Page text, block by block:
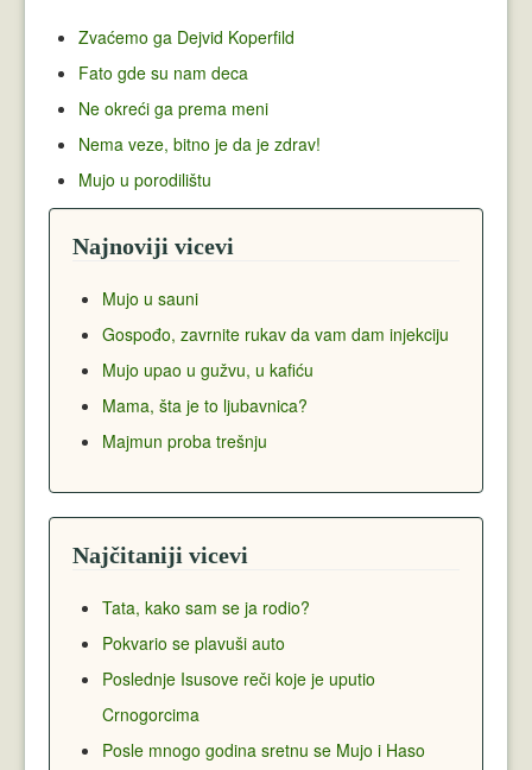
Zvaćemo ga Dejvid Koperfild
Fato gde su nam deca
Ne okreći ga prema meni
Nema veze, bitno je da je zdrav!
Mujo u porodilištu
Najnoviji vicevi
Mujo u sauni
Gospođo, zavrnite rukav da vam dam injekciju
Mujo upao u gužvu, u kafiću
Mama, šta je to ljubavnica?
Majmun proba trešnju
Najčitaniji vicevi
Tata, kako sam se ja rodio?
Pokvario se plavuši auto
Poslednje Isusove reči koje je uputio
Crnogorcima
Posle mnogo godina sretnu se Mujo i Haso